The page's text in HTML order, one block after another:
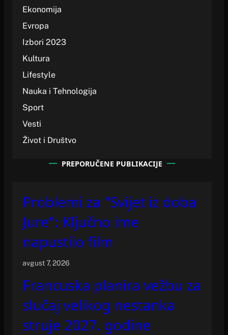
Ekonomija
Evropa
Izbori 2023
Kultura
Lifestyle
Nauka i Tehnologija
Sport
Vesti
Život i Društvo
PREPORUČENE PUBLIKACIJE
Problemi za "Svijet iz doba
Jure": Ključno ime
napustilo film
avgust 7, 2026
Francuska planira vežbu za
slučaj velikog nestanka
struje 2027. godine